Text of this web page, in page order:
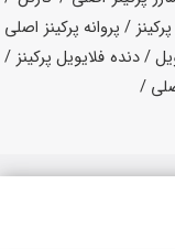
/ پروانه پرکینز اصلی
/ دنده فلایویل پرکینز /
/